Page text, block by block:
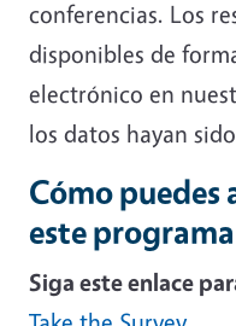
conferencias. Los
disponibles de
electrónico en
los datos hayan
Cómo puedes
este programa
Siga este enlace